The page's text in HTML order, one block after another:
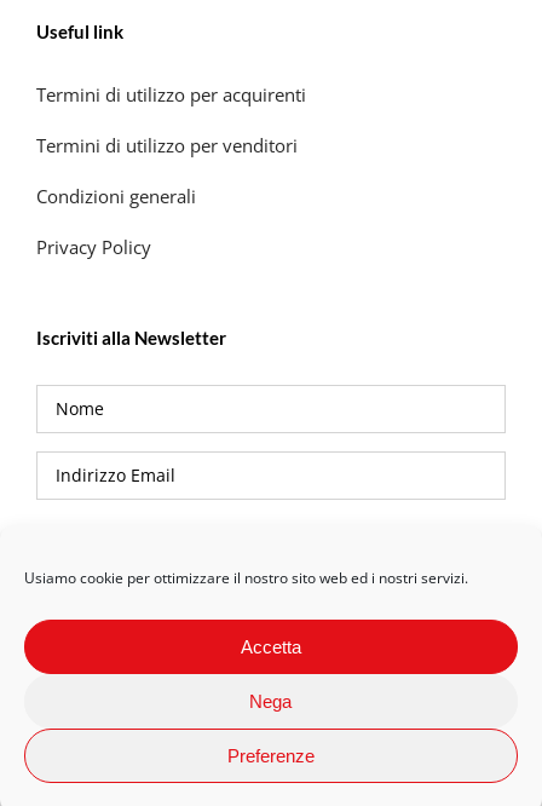
Usiamo cookie per ottimizzare il nostro sito web ed i nostri servizi.
Accetta
Nega
Preferenze
Useful link
Termini di utilizzo per acquirenti
Termini di utilizzo per venditori
Condizioni generali
Privacy Policy
Iscriviti alla Newsletter